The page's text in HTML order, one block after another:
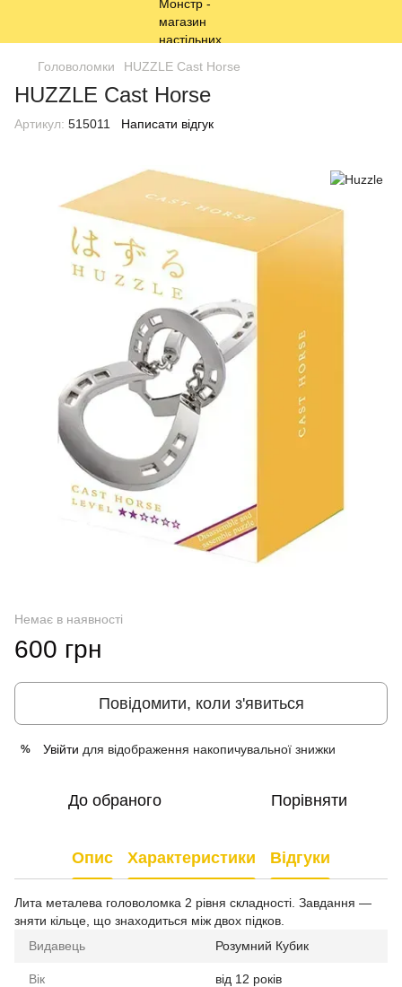
Головоломки HUZZLE Cast Horse
HUZZLE Cast Horse
Артикул: 515011 Написати відгук
Немає в наявності
600 грн
Повідомити, коли з'явиться
% Увійти для відображення накопичувальної знижки
До обраного Порівняти
Опис Характеристики Відгуки
Лита металева головоломка 2 рівня складності. Завдання —
зняти кільце, що знаходиться між двох підков.
Видавець
Розумний Кубик
Вік від 12 років